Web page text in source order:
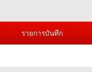
รายการบันทึก